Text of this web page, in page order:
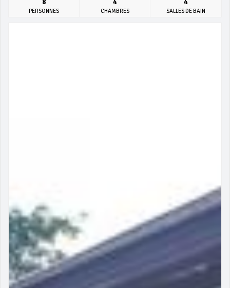
8
PERSONNES
4
CHAMBRES
4
SALLES DE BAIN